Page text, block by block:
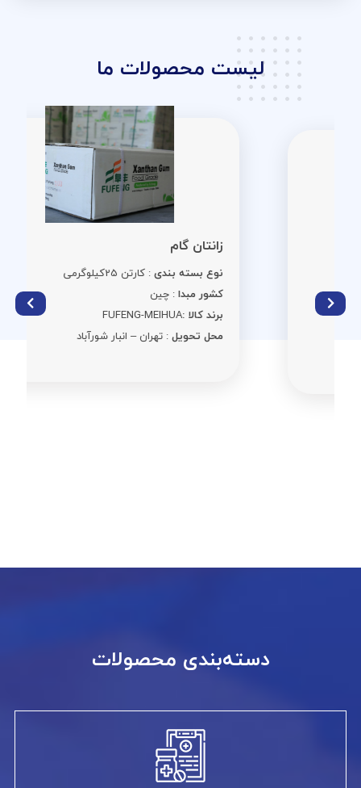
لیست محصولات ما
نوع بسته بندی: کارتن 25کیلوگرمی
: چین
FUFENG-MEIHUA
: تهران – انبار شورآباد
دسته‌بندی محصولات